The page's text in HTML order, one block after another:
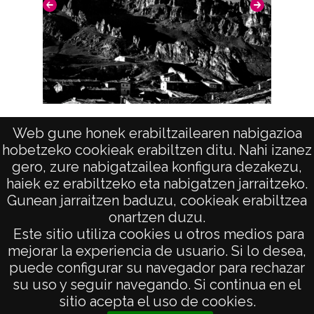
Web gune honek erabiltzailearen nabigazioa
hobetzeko cookieak erabiltzen ditu. Nahi izanez
gero, zure nabigatzailea konfigura dezakezu,
haiek ez erabiltzeko eta nabigatzen jarraitzeko.
Gunean jarraitzen baduzu, cookieak erabiltzea
onartzen duzu.
Este sitio utiliza cookies u otros medios para
mejorar la experiencia de usuario. Si lo desea,
puede configurar su navegador para rechazar
su uso y seguir navegando. Si continua en el
sitio acepta el uso de cookies.
CC BY-NC-SA 4.0
Vista (PANCORBO)
AVISO LEGAL
POLÍTICA DE PRIVACIDAD
ACCESIBILIDAD
ATENCIÓN CIUDADANA